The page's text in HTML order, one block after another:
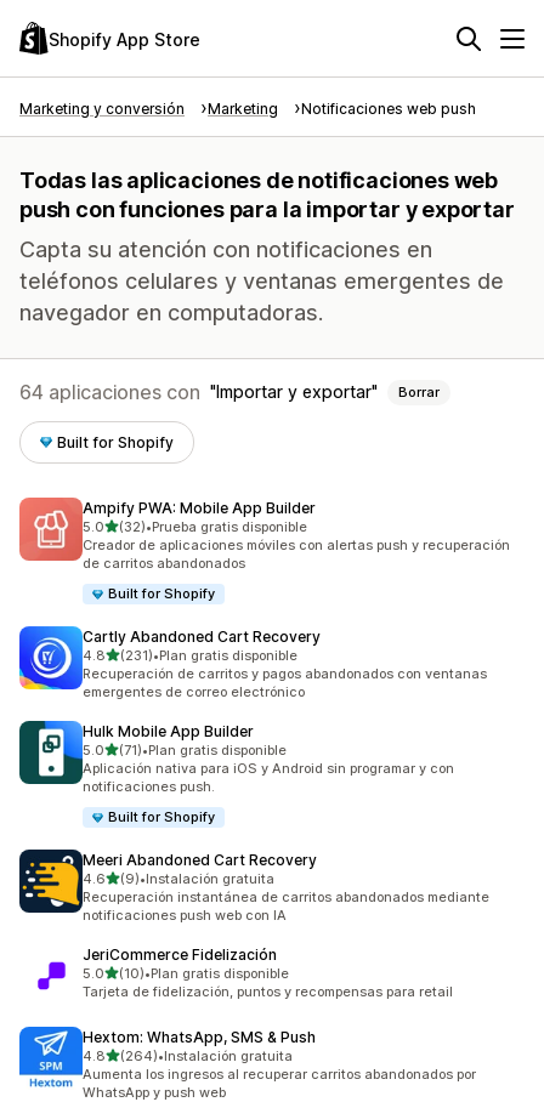
Shopify App Store
Marketing y conversión Marketing Notificaciones web push
Todas las aplicaciones de notificaciones web
push con funciones para la importar y exportar
Capta su atención con notificaciones en
teléfonos celulares y ventanas emergentes de
navegador en computadoras.
64 aplicaciones con Importar y exportar Borrar
Built for Shopify
Ampify PWA: Mobile App Builder
5.0de 5 estrellas
(32)
32 reseñas en total
•Prueba gratis disponible
Creador de aplicaciones móviles con alertas push y recuperación
de carritos abandonados
Built for Shopify
Cartly Abandoned Cart Recovery
4.8de 5 estrellas
(231)
231 reseñas en total
•Plan gratis disponible
Recuperación de carritos y pagos abandonados con ventanas
emergentes de correo electrónico
Hulk Mobile App Builder
5.0de 5 estrellas
(71)
71 reseñas en total
•Plan gratis disponible
Aplicación nativa para iOS y Android sin programar y con
notificaciones push.
Built for Shopify
Meeri Abandoned Cart Recovery
4.6de 5 estrellas
(9)
9 reseñas en total
•Instalación gratuita
Recuperación instantánea de carritos abandonados mediante
notificaciones push web con IA
JeriCommerce Fidelización
5.0de 5 estrellas
(10)
10 reseñas en total
•Plan gratis disponible
Tarjeta de fidelización, puntos y recompensas para retail
Hextom: WhatsApp, SMS & Push
4.8de 5 estrellas
(264)
264 reseñas en total
•Instalación gratuita
Aumenta los ingresos al recuperar carritos abandonados por
WhatsApp y push web